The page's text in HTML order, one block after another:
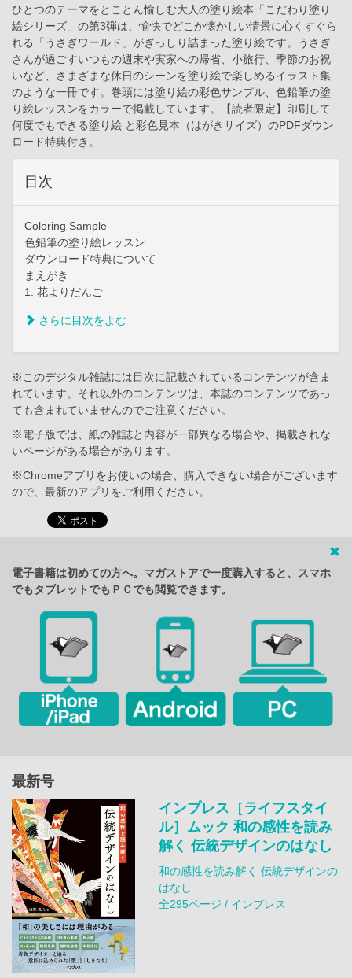
ひとつのテーマをとことん愉しむ大人の塗り絵本「こだわり塗り
絵シリーズ」の第3弾は、愉快でどこか懐かしい情景に心くすぐら
れる「うさぎワールド」がぎっしり詰まった塗り絵です。うさぎ
さんが過ごすいつもの週末や実家への帰省、小旅行、季節のお祝
いなど、さまざまな休日のシーンを塗り絵で楽しめるイラスト集
のような一冊です。巻頭には塗り絵の彩色サンプル、色鉛筆の塗
り絵レッスンをカラーで掲載しています。【読者限定】印刷して
何度でもできる塗り絵 と彩色見本（はがきサイズ）のPDFダウン
ロード特典付き。
目次
Coloring Sample
色鉛筆の塗り絵レッスン
ダウンロード特典について
まえがき
1. 花よりだんご
さらに目次をよむ
※このデジタル雑誌には目次に記載されているコンテンツが含ま
れています。それ以外のコンテンツは、本誌のコンテンツであっ
ても含まれていませんのでご注意ください。
※電子版では、紙の雑誌と内容が一部異なる場合や、掲載されな
いページがある場合があります。
※Chromeアプリをお使いの場合、購入できない場合がございます
ので、最新のアプリをご利用ください。
電子書籍は初めての方へ。マガストアで一度購入すると、スマホ
でもタブレットでもＰＣでも閲覧できます。
最新号
インプレス［ライフスタイ
ル］ムック 和の感性を読み
解く 伝統デザインのはなし
和の感性を読み解く 伝統デザインの
はなし
全295ページ / インプレス